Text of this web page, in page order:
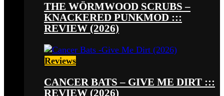
THE WÖRMWOOD SCRUBS –
KNACKERED PUNKMOD :::
REVIEW (2026)
Reviews
CANCER BATS – GIVE ME DIRT :::
REVIEW (2026)